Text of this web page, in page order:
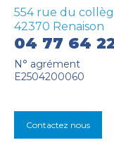
554 rue du
42370 Renaison
04 77 64
N° agrément
E2504200060
Contactez nous